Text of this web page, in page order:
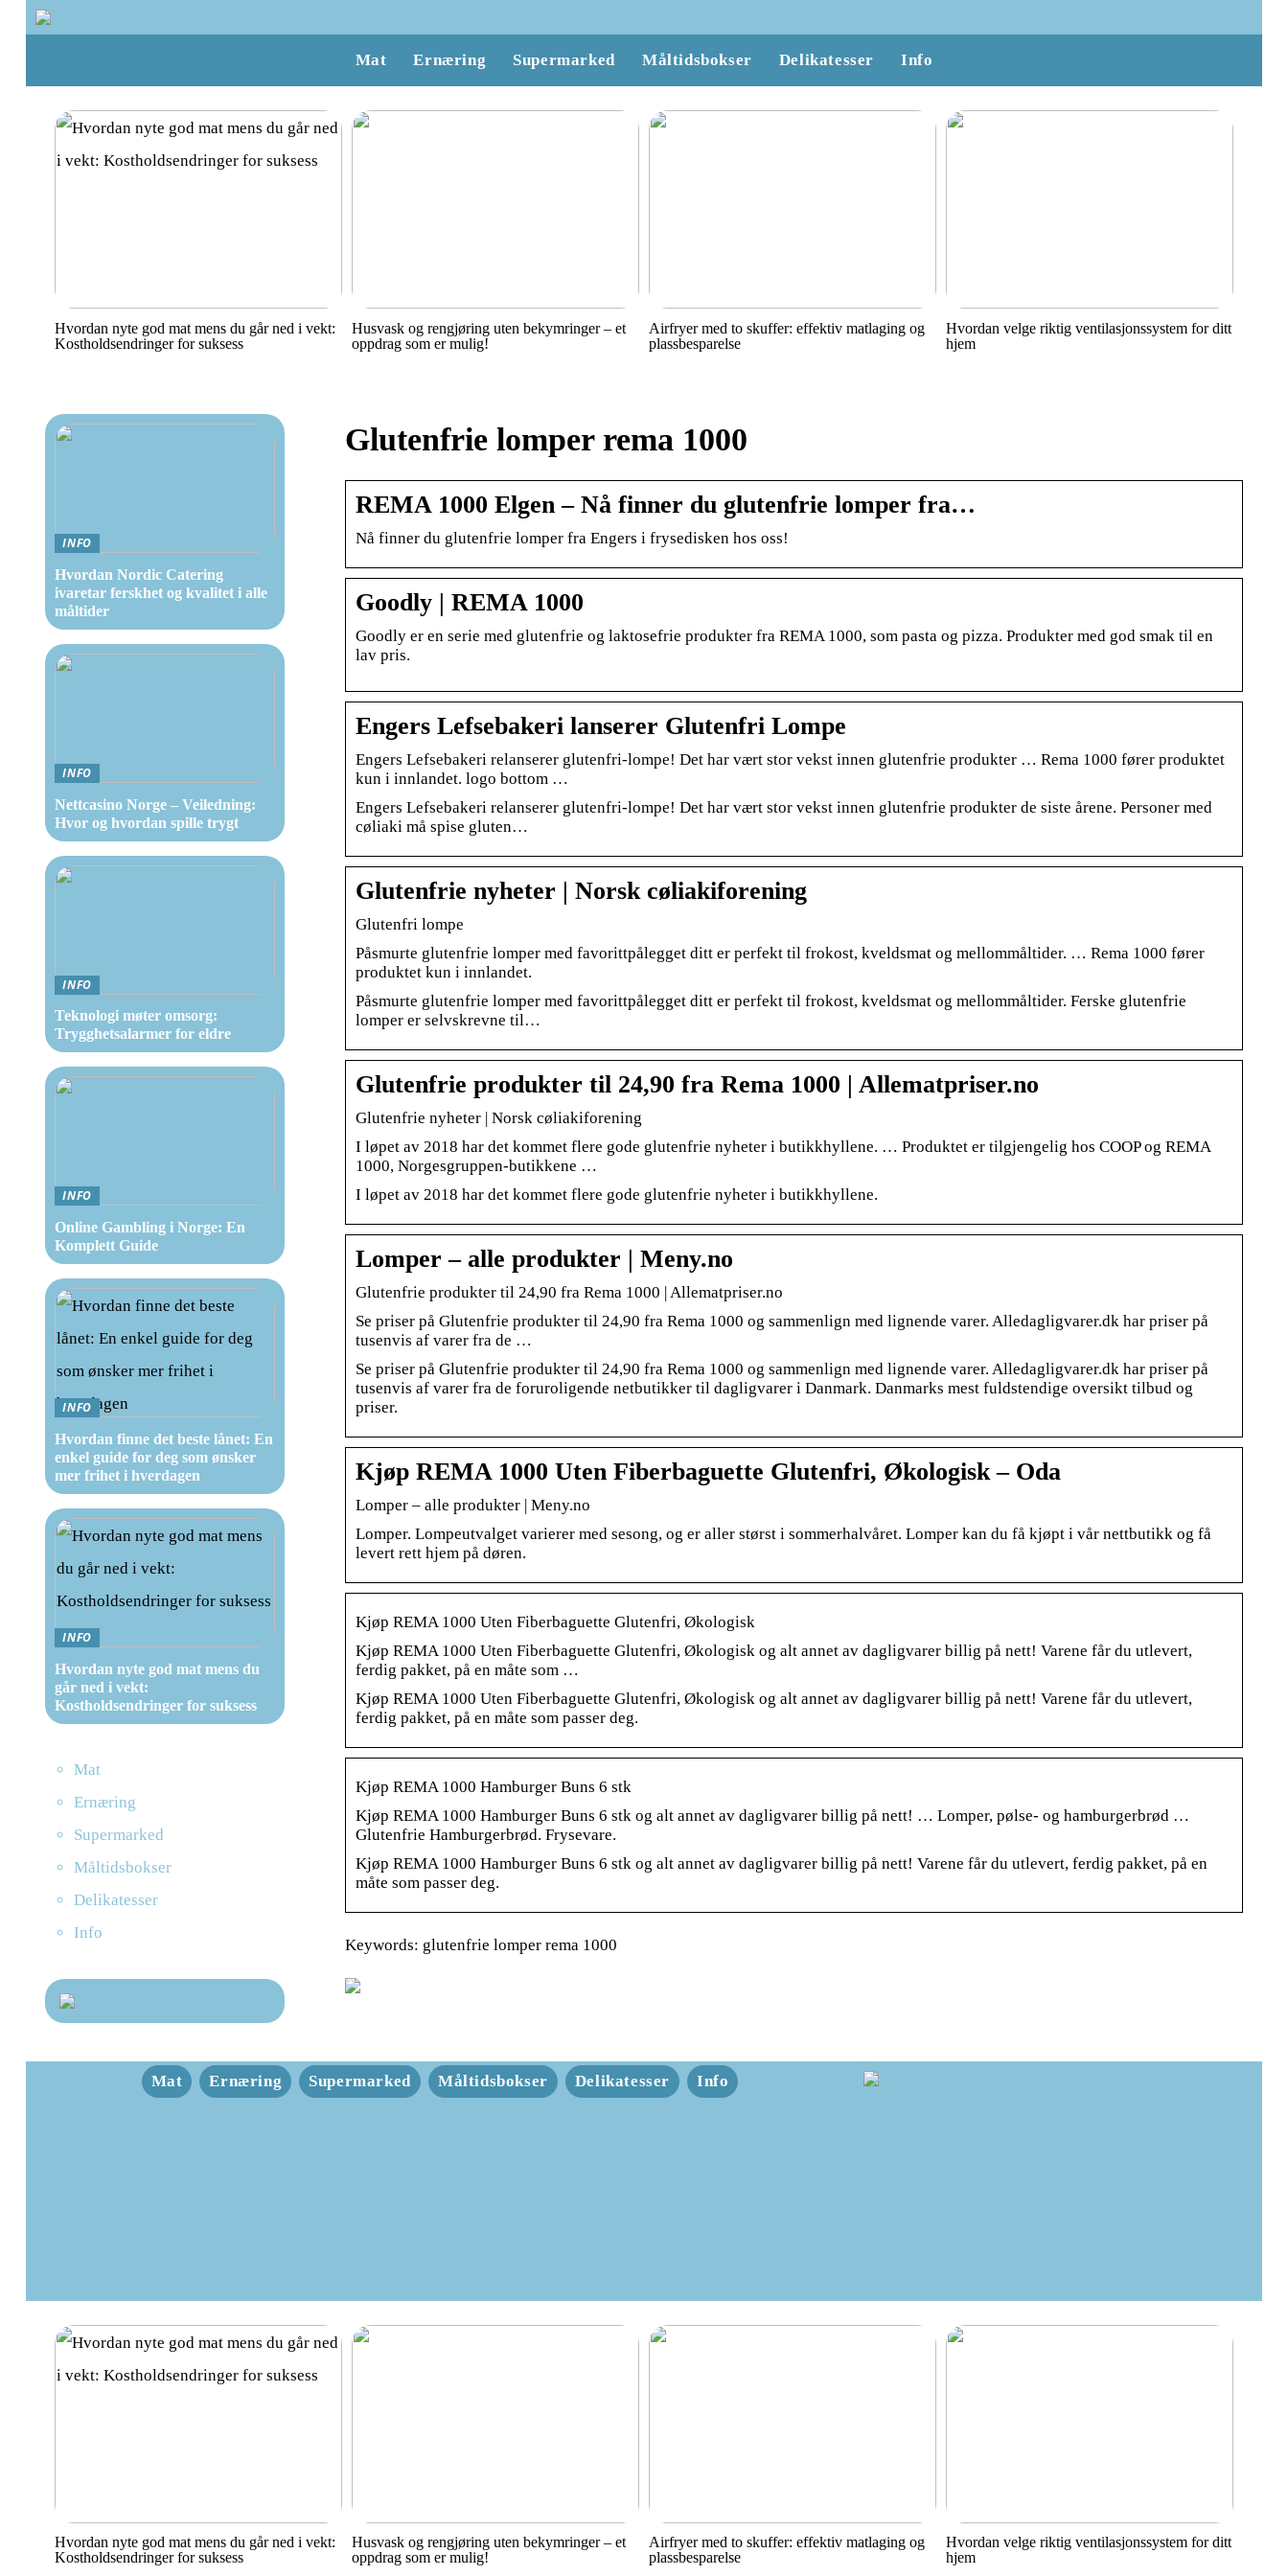
Mat Ernæring Supermarked Måltidsbokser Delikatesser Info
Hvordan nyte god mat mens du går ned i vekt:
Kostholdsendringer for suksess
Husvask og rengjøring uten bekymringer – et
oppdrag som er mulig!
Airfryer med to skuffer: effektiv matlaging og
plassbesparelse
Hvordan velge riktig ventilasjonssystem for ditt
hjem
Glutenfrie lomper rema 1000
REMA 1000 Elgen – Nå finner du glutenfrie lomper fra…
Nå finner du glutenfrie lomper fra Engers i frysedisken hos oss!
Goodly | REMA 1000
Goodly er en serie med glutenfrie og laktosefrie produkter fra REMA 1000, som pasta og pizza. Produkter med god smak til en
lav pris.
Engers Lefsebakeri lanserer Glutenfri Lompe
Engers Lefsebakeri relanserer glutenfri-lompe! Det har vært stor vekst innen glutenfrie produkter … Rema 1000 fører produktet
kun i innlandet. logo bottom …
Engers Lefsebakeri relanserer glutenfri-lompe! Det har vært stor vekst innen glutenfrie produkter de siste årene. Personer med
cøliaki må spise gluten…
Glutenfrie nyheter | Norsk cøliakiforening
Glutenfri lompe
Påsmurte glutenfrie lomper med favorittpålegget ditt er perfekt til frokost, kveldsmat og mellommåltider. … Rema 1000 fører
produktet kun i innlandet.
Påsmurte glutenfrie lomper med favorittpålegget ditt er perfekt til frokost, kveldsmat og mellommåltider. Ferske glutenfrie
lomper er selvskrevne til…
Glutenfrie produkter til 24,90 fra Rema 1000 | Allematpriser.no
Glutenfrie nyheter | Norsk cøliakiforening
I løpet av 2018 har det kommet flere gode glutenfrie nyheter i butikkhyllene. … Produktet er tilgjengelig hos COOP og REMA
1000, Norgesgruppen-butikkene …
I løpet av 2018 har det kommet flere gode glutenfrie nyheter i butikkhyllene.
Lomper – alle produkter | Meny.no
Glutenfrie produkter til 24,90 fra Rema 1000 | Allematpriser.no
Se priser på Glutenfrie produkter til 24,90 fra Rema 1000 og sammenlign med lignende varer. Alledagligvarer.dk har priser på
tusenvis af varer fra de …
Se priser på Glutenfrie produkter til 24,90 fra Rema 1000 og sammenlign med lignende varer. Alledagligvarer.dk har priser på
tusenvis af varer fra de foruroligende netbutikker til dagligvarer i Danmark. Danmarks mest fuldstendige oversikt tilbud og
priser.
Kjøp REMA 1000 Uten Fiberbaguette Glutenfri, Økologisk – Oda
Lomper – alle produkter | Meny.no
Lomper. Lompeutvalget varierer med sesong, og er aller størst i sommerhalvåret. Lomper kan du få kjøpt i vår nettbutikk og få
levert rett hjem på døren.
Kjøp REMA 1000 Uten Fiberbaguette Glutenfri, Økologisk
Kjøp REMA 1000 Uten Fiberbaguette Glutenfri, Økologisk og alt annet av dagligvarer billig på nett! Varene får du utlevert,
ferdig pakket, på en måte som …
Kjøp REMA 1000 Uten Fiberbaguette Glutenfri, Økologisk og alt annet av dagligvarer billig på nett! Varene får du utlevert,
ferdig pakket, på en måte som passer deg.
Kjøp REMA 1000 Hamburger Buns 6 stk
Kjøp REMA 1000 Hamburger Buns 6 stk og alt annet av dagligvarer billig på nett! … Lomper, pølse- og hamburgerbrød …
Glutenfrie Hamburgerbrød. Frysevare.
Kjøp REMA 1000 Hamburger Buns 6 stk og alt annet av dagligvarer billig på nett! Varene får du utlevert, ferdig pakket, på en
måte som passer deg.
Keywords: glutenfrie lomper rema 1000
INFO
Hvordan Nordic Catering
ivaretar ferskhet og kvalitet i alle
måltider
INFO
Nettcasino Norge – Veiledning:
Hvor og hvordan spille trygt
INFO
Teknologi møter omsorg:
Trygghetsalarmer for eldre
INFO
Online Gambling i Norge: En
Komplett Guide
INFO
Hvordan finne det beste lånet: En
enkel guide for deg som ønsker
mer frihet i hverdagen
INFO
Hvordan nyte god mat mens du
går ned i vekt:
Kostholdsendringer for suksess
Mat
Ernæring
Supermarked
Måltidsbokser
Delikatesser
Info
Mat Ernæring Supermarked Måltidsbokser Delikatesser Info
Hvordan nyte god mat mens du går ned i vekt:
Kostholdsendringer for suksess
Husvask og rengjøring uten bekymringer – et
oppdrag som er mulig!
Airfryer med to skuffer: effektiv matlaging og
plassbesparelse
Hvordan velge riktig ventilasjonssystem for ditt
hjem